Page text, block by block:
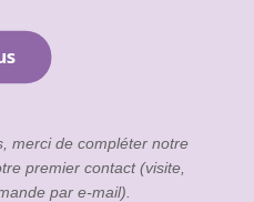
merci de compléter notre
premier contact (visite,
par e-mail).